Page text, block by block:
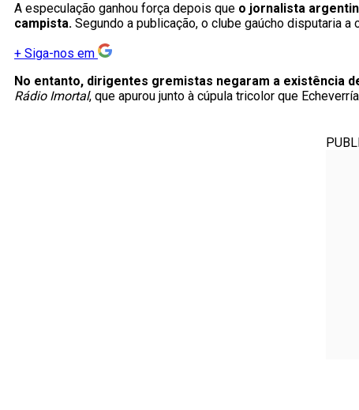
A especulação ganhou força depois que o jornalista
campista. Segundo a publicação, o clube gaúcho disputaria
+ Siga-nos em
No entanto, dirigentes gremistas negaram a existência
Rádio Imortal, que apurou junto à cúpula tricolor que